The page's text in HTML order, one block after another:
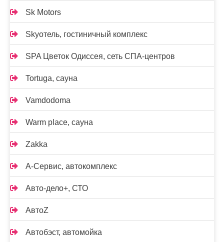
Sk Motors
Skyотель, гостиничный комплекс
SPA Цветок Одиссея, сеть СПА-центров
Tortuga, сауна
Vamdodoma
Warm place, сауна
Zakka
А-Сервис, автокомплекс
Авто-дело+, СТО
АвтоZ
Автобэст, автомойка